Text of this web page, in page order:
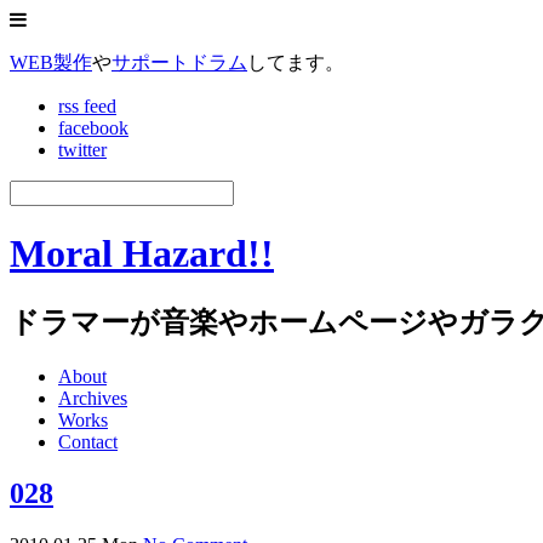
WEB製作やサポートドラム してます。
rss feed
facebook
twitter
Moral Hazard!!
ドラマーが音楽やホームページやガラ
About
Archives
Works
Contact
028